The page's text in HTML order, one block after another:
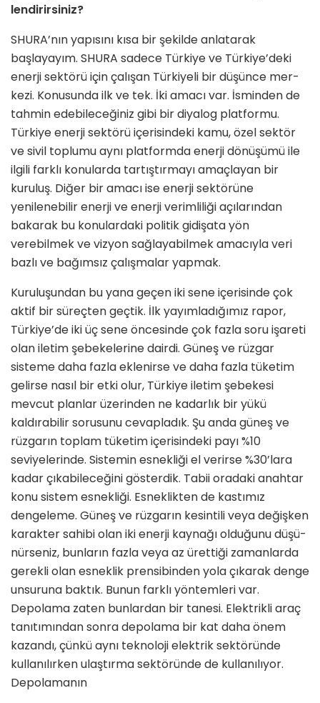
lendirirsiniz?
SHURA’nın yapısını kısa bir şekilde anlatarak
başlayayım. SHURA sadece Türkiye ve Türkiye’deki
enerji sektörü için çalışan Türkiyeli bir düşünce mer­
kezi. Konusunda ilk ve tek. İki amacı var. İsminden de
tahmin edebileceği­niz gibi bir diyalog platformu.
Türkiye enerji sektörü içerisindeki kamu, özel sektör
ve sivil toplumu aynı platform­da enerji dönüşümü ile
ilgili farklı konularda tartıştırmayı amaçlayan bir
kuruluş. Diğer bir amacı ise enerji sek­törüne
yenilenebilir enerji ve enerji ve­rimliliği açılarından
bakarak bu konu­lardaki politik gidişata yön
verebilmek ve vizyon sağlayabilmek amacıyla veri
bazlı ve bağımsız çalışmalar yapmak.
Kuruluşundan bu yana geçen iki sene içerisinde çok
aktif bir süreçten geçtik. İlk yayımladığımız rapor,
Türkiye’de iki üç sene öncesinde çok fazla soru işareti
olan iletim şebekelerine dairdi. Güneş ve rüzgar
sisteme daha fazla eklenirse ve daha fazla tüketim
gelir­se nasıl bir etki olur, Türkiye iletim şebekesi
mevcut planlar üzerinden ne kadarlık bir yükü
kaldırabilir sorusunu cevapladık. Şu anda güneş ve
rüzgarın toplam tüketim içerisindeki payı %10
seviyelerinde. Sistemin esnekliği el verirse %30’lara
kadar çıkabileceğini gösterdik. Tabii oradaki anahtar
konu sistem esnekliği. Esneklikten de kas­tımız
dengeleme. Güneş ve rüzgarın kesintili veya değişken
karakter sahibi olan iki enerji kaynağı olduğunu düşü­
nürseniz, bunların fazla veya az ürettiği zamanlarda
gerekli olan esneklik pren­sibinden yola çıkarak denge
unsuruna baktık. Bunun farklı yöntemleri var.
Depolama zaten bunlardan bir tane­si. Elektrikli araç
tanıtımından sonra depolama bir kat daha önem
kazandı, çünkü aynı teknoloji elektrik sektö­ründe
kullanılırken ulaştırma sektö­ründe de kullanılıyor.
Depolamanın